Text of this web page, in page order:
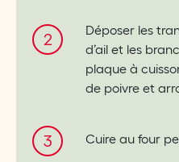
Déposer les
d’ail et les
plaque à
de poivre et
Cuire au four